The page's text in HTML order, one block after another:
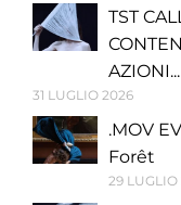
TST
AZIONI...
31 LUGLIO 2026
.MOV
Forêt
29